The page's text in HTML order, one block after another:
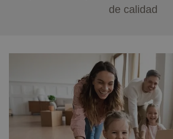
de calidad